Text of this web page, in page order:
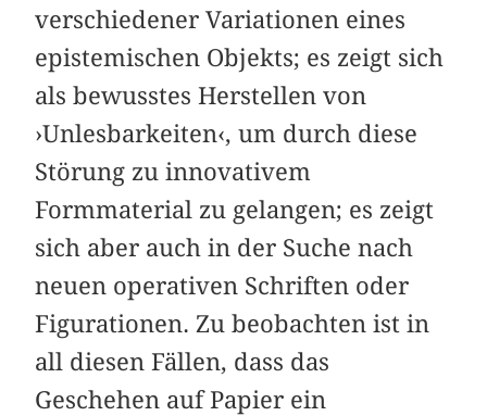
verschiedener Variationen eines
epistemischen Objekts; es zeigt sich
als bewusstes Herstellen von
›Unlesbarkeiten‹, um durch diese
Störung zu innovativem
Formmaterial zu gelangen; es zeigt
sich aber auch in der Suche nach
neuen operativen Schriften oder
Figurationen. Zu beobachten ist in
all diesen Fällen, dass das
Geschehen auf Papier ein